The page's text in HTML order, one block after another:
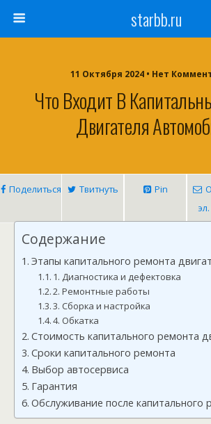
starbb.ru
11 Октября 2024 • Нет
Что Входит В
Двигателя
Поделиться Твитнуть Pin
Содержание
Этапы капитального ремонта
1. Диагностика и дефектовка
2. Ремонтные работы
3. Сборка и настройка
4. Обкатка
Стоимость капитального ремонта
Сроки капитального ремонта
Выбор автосервиса
Гарантия
Обслуживание после капитального